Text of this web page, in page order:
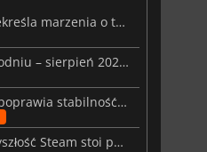
Wyciek ceny Steam Frame przekreśla marzenia o tanim zestawie VR
Premiery gier wideo w tym tygodniu – sierpień 2026 r. (32. tydzień)
Nowa aktualizacja w Palworld poprawia stabilność Sunreach i walk z bossami
Projekt Helix znów w grze, przyszłość Steam stoi pod znakiem zapytania